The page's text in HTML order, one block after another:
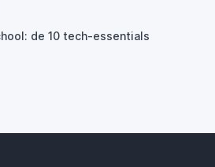
de 10 tech-essentials